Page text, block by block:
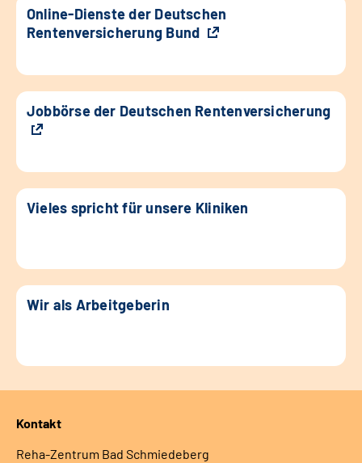
Online-Dienste der Deutschen
Rentenversicherung Bund
Jobbörse der Deutschen Rentenversicherung
Vieles spricht für unsere Kliniken
Wir als Arbeitgeberin
Kontakt
Reha-Zentrum Bad Schmiedeberg